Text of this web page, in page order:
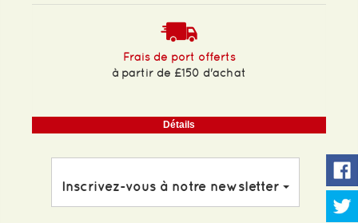
Frais de port offerts
à partir de £150 d'achat
Détails
Inscrivez-vous à notre newsletter